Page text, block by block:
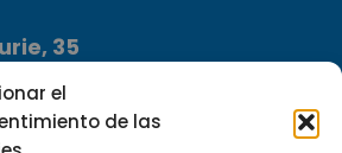
el
de las
35
Málaga